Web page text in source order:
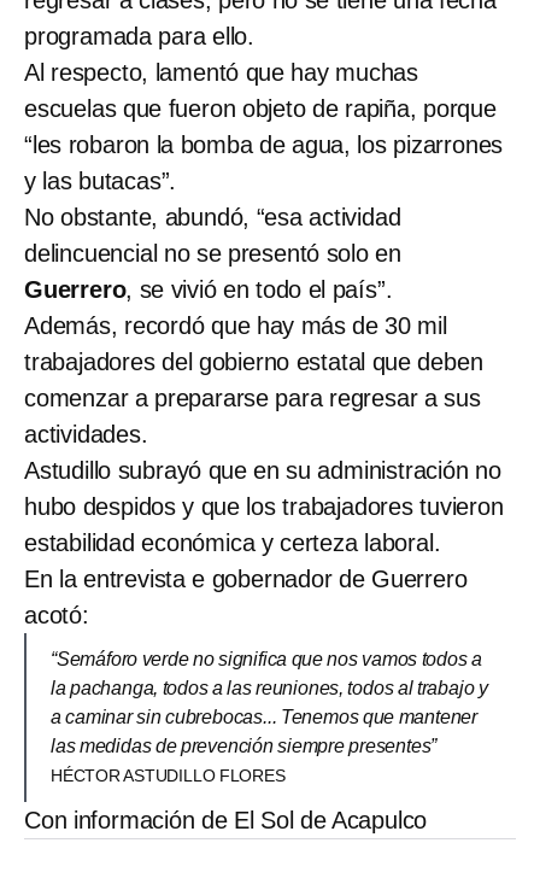
programada para ello.
Al respecto, lamentó que hay muchas
escuelas que fueron objeto de rapiña, porque
“les robaron la bomba de agua, los pizarrones
y las butacas”.
No obstante, abundó, “esa actividad
delincuencial no se presentó solo en
Guerrero, se vivió en todo el país”.
Además, recordó que hay más de 30 mil
trabajadores del gobierno estatal que deben
comenzar a prepararse para regresar a sus
actividades.
Astudillo subrayó que en su administración no
hubo despidos y que los trabajadores tuvieron
estabilidad económica y certeza laboral.
En la entrevista e gobernador de Guerrero
acotó:
“Semáforo verde no significa que nos vamos todos a
la pachanga, todos a las reuniones, todos al trabajo y
a caminar sin cubrebocas... Tenemos que mantener
las medidas de prevención siempre presentes”
HÉCTOR ASTUDILLO FLORES
Con información de El Sol de Acapulco